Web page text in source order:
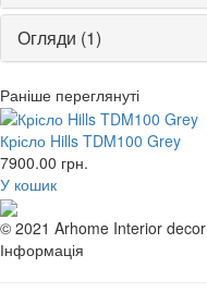
Огляди (1)
Раніше переглянуті
Крісло Hills TDM100 Grey
7900.00 грн.
У кошик
© 2021 Arhome Interior decor
Інформація